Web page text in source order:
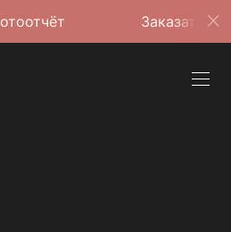
Заказать фотоотчёт